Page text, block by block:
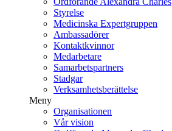
Styrelse
Medicinska Expertgruppen
Ambassadörer
Kontaktkvinnor
Medarbetare
Samarbetspartners
Stadgar
Verksamhetsberättelse
Meny
Organisationen
Vår vision